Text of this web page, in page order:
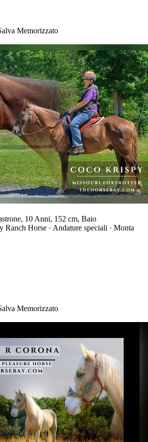
Memorizzato
10 Anni, 152 cm, Baio
Ranch Horse · Andature speciali · Monta
Memorizzato